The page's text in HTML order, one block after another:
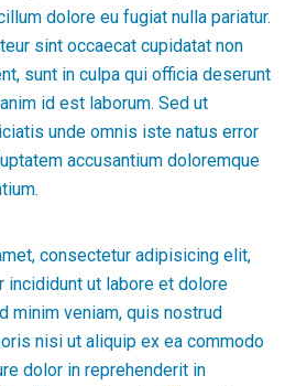
dolore eu fugiat nulla pariatur.
sint occaecat cupidatat non
sunt in culpa qui officia deserunt
id est laborum. Sed ut
unde omnis iste natus error
accusantium doloremque
consectetur adipisicing elit,
incididunt ut labore et dolore
minim veniam, quis nostrud
nisi ut aliquip ex ea commodo
dolor in reprehenderit in